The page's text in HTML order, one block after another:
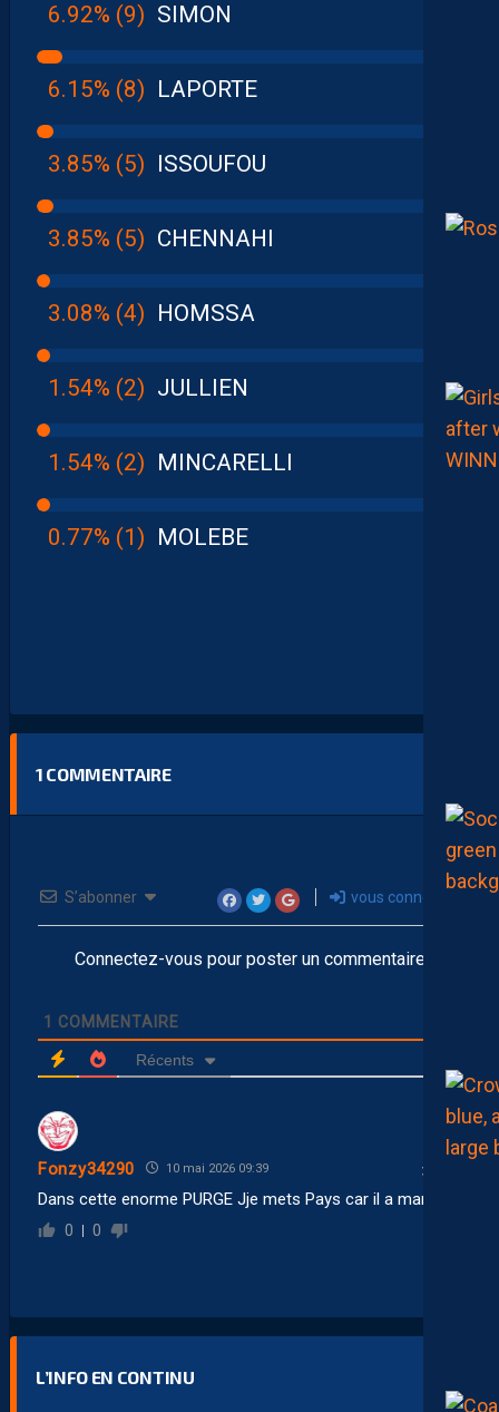
6.92% (9) SIMON
6.15% (8) LAPORTE
3.85% (5) ISSOUFOU
3.85% (5) CHENNAHI
3.08% (4) HOMSSA
1.54% (2) JULLIEN
1.54% (2) MINCARELLI
0.77% (1) MOLEBE
1 COMMENTAIRE
S’abonner vous connecter
Connectez-vous pour poster un commentaire
1 COMMENTAIRE
Récents
Fonzy34290 10 mai 2026 09:39
Dans cette enorme PURGE Jje mets Pays car il a marqué
0 0
L’INFO EN CONTINU